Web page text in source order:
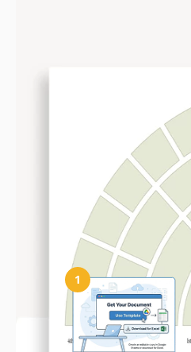
So verwenden und
1